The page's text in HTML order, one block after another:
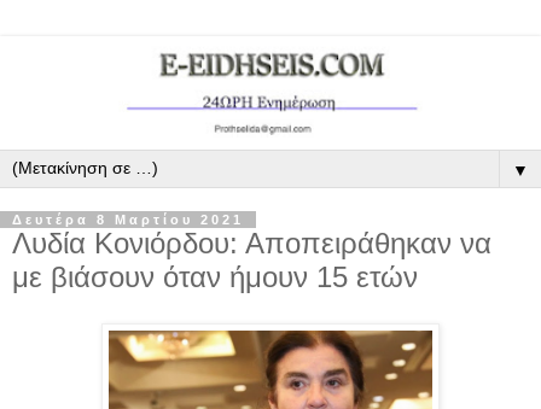
▼
Δευτέρα 8 Μαρτίου 2021
Λυδία Κονιόρδου: Αποπειράθηκαν να
με βιάσουν όταν ήμουν 15 ετών